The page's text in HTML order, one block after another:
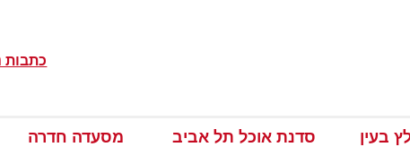
כתבות
בעין
סדנת אוכל תל אביב מסעדה חדרה